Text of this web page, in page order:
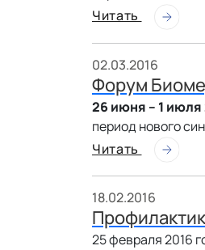
Читать
02.03.2016
Форум
26 июня – 1 июля
период нового
Читать
18.02.2016
25 февраля 2016